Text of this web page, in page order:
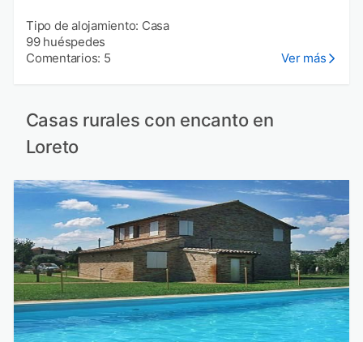
Tipo de alojamiento: Casa
99 huéspedes
Comentarios: 5
Ver más
Casas rurales con encanto en
Loreto